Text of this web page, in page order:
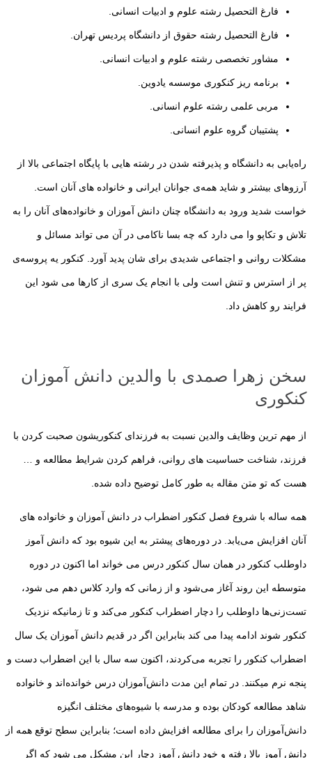
فارغ التحصیل رشته علوم و ادبیات انسانی.
فارغ التحصیل رشته حقوق از دانشگاه پردیس تهران.
مشاور تخصصی رشته علوم و ادبیات انسانی.
برنامه ریز کنکوری موسسه یادوین.
مربی علمی رشته علوم انسانی.
پشتیبان گروه علوم انسانی.
راه‌یابی به دانشگاه و پذیرفته شدن در رشته هایی با پایگاه اجتماعی بالا از
آرزوهای بیشتر و شاید همه‌ی جوانان ایرانی و خانواده های آنان است.
خواست شدید ورود به دانشگاه چنان دانش آموزان و خانواده‌های آنان را به
تلاش و تکاپو وا می دارد که چه بسا ناکامی در آن می تواند مسائل و
مشکلات روانی و اجتماعی شدیدی برای شان پدید آورد. کنکور یه پروسه‌ی
پر از استرس و تنش است ولی با انجام یک سری از کارها می شود این
فرایند رو کاهش داد.
سخن زهرا صمدی با والدین دانش آموزان
کنکوری
از مهم ترین وظایف والدین نسبت به فرزندای کنکوریشون صحبت کردن با
فرزند، شناخت حساسیت های روانی، فراهم کردن شرایط مطالعه و …
هست که تو متن مقاله به طور کامل توضیح داده شده.
همه ساله با شروع فصل کنکور اضطراب در دانش آموزان و خانواده های
آنان افزایش می‌یابد. در دوره‌‌های پیشتر به این شیوه بود که دانش آموز
داوطلب کنکور در همان سال کنکور درس می خواند اما اکنون در دوره
متوسطه این روند آغاز می‌شود و از زمانی که وارد کلاس دهم می شود،
تست‌زنی‌ها داوطلب را دچار اضطراب کنکور می‌کند و تا زمانیکه نزدیک
کنکور شوند ادامه پیدا می کند بنابراین اگر در قدیم دانش آموزان یک سال
اضطراب کنکور را تجربه می‌کردند، اکنون سه سال با این اضطراب دست و
پنجه نرم میکنند. در تمام این مدت دانش‌آموزان درس خوانده‌اند و خانواده
شاهد مطالعه کودکان بوده و مدرسه با شیوه‌های مختلف انگیزه
دانش‌آموزان را برای مطالعه افزایش داده است؛ بنابراین سطح توقع همه از
دانش آموز بالا رفته و خود دانش آموز دچار این مشکل می شود که اگر